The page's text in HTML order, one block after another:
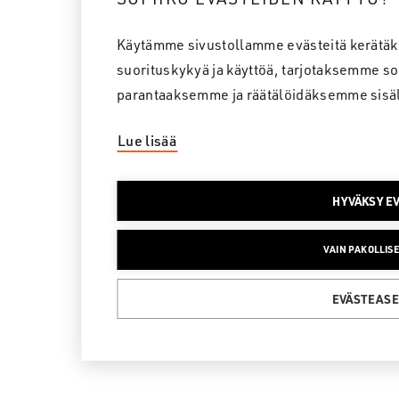
Käytämme sivustollamme evästeitä
suorituskykyä ja käyttöä, tarjotaksemme
parantaaksemme ja räätälöidäksemme
Lue lisää
HYVÄKSY
VAIN